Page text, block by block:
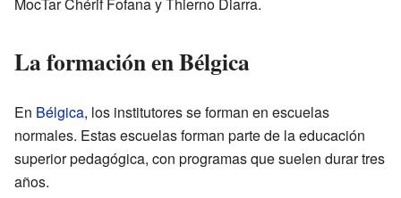
La formación en Bélgica
En Bélgica, los institutores se forman en escuelas
normales. Estas escuelas forman parte de la educación
superior pedagógica, con programas que suelen durar tres
años.